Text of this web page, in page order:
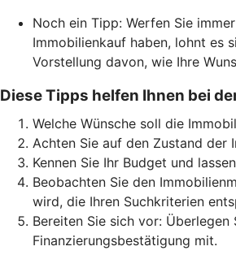
Noch ein Tipp: Werfen Sie
Immobilienkauf haben, lohnt es
Vorstellung davon, wie Ihre
Diese Tipps helfen Ihnen bei
Welche Wünsche soll die
Achten Sie auf den Zustand der
Kennen Sie Ihr Budget und
Beobachten Sie den
wird, die Ihren Suchkriterien
Bereiten Sie sich vor:
Finanzierungsbestätigung mit.